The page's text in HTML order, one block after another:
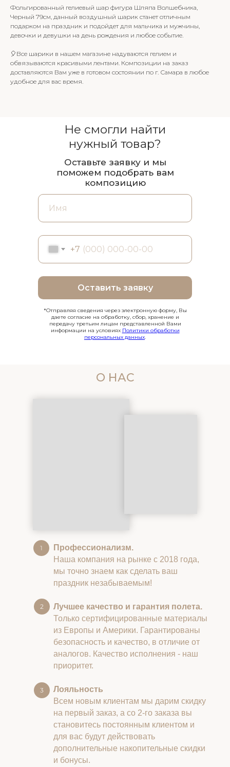
Фольгированный гелиевый шар фигура Шляпа Волшебника,
Черный 79см, данный воздушный шарик станет отличным
подарком на праздник и подойдет для мальчика и мужчины,
девочки и девушки на день рождения и любое событие.
🎈Все шарики в нашем магазине надуваются гелием и
обвязываются красивыми лентами. Композиции на заказ
доставляются Вам уже в готовом состоянии по г. Самара в любое
удобное для вас время.
+7
Оставить заявку
Не смогли найти
нужный товар?
Оставьте заявку и мы
поможем подобрать вам
композицию
*Отправляя сведения через электронную форму, Вы
даете согласие на обработку, сбор, хранение и
передачу третьим лицам представленной Вами
информации на условиях Политики обработки
персональных данных.
О НАС
Профессионализм.
Наша компания на рынке с 2018 года,
мы точно знаем как сделать ваш
праздник незабываемым!
Лучшее качество и гарантия полета.
Только сертифицированные материалы
из Европы и Америки. Гарантированы
безопасность и качество, в отличие от
аналогов. Качество исполнения - наш
приоритет.
Лояльность
Всем новым клиентам мы дарим скидку
на первый заказ, а со 2-го заказа вы
становитесь постоянным клиентом и
для вас будут действовать
дополнительные накопительные скидки
и бонусы.